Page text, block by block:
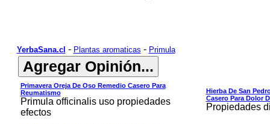
YerbaSana.cl - Plantas aromaticas - Primula
Primavera Oreja De Oso Remedio Casero Para
Reumatismo
Primula officinalis uso propiedades
efectos
Hierba De San
Casero Para Dolor
Propiedades